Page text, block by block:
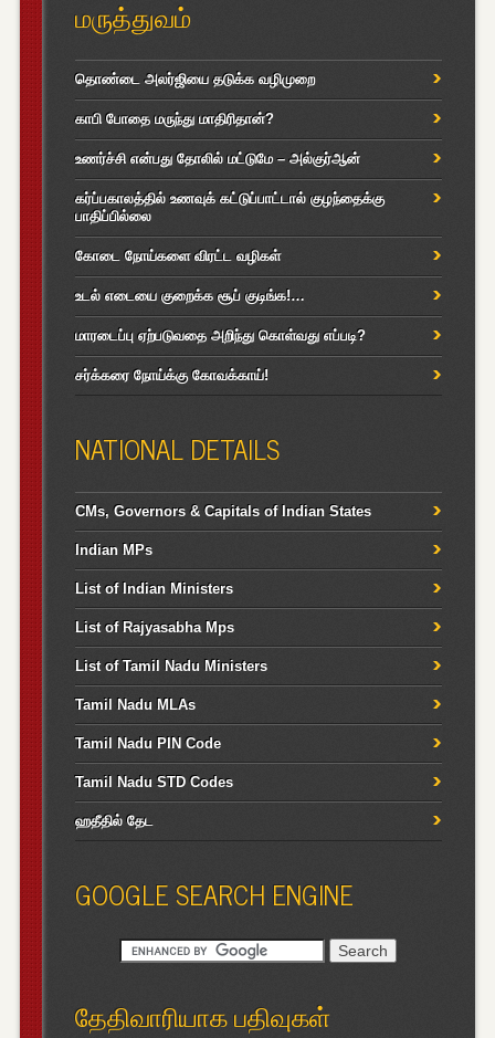
மருத்துவம்
தொண்டை அலர்ஜியை தடுக்க வழிமுறை
காபி போதை மருந்து மாதிரிதான்?
உணர்ச்சி என்பது தோலில் மட்டுமே – அல்குர்ஆன்
கர்ப்பகாலத்தில் உணவுக் கட்டுப்பாட்டால் குழந்தைக்கு
பாதிப்பில்லை
கோடை நோய்களை விரட்ட வழிகள்
உடல் எடையை குறைக்க சூப் குடிங்க!…
மாரடைப்பு ஏற்படுவதை அறிந்து கொள்வது எப்படி?
சர்க்கரை நோய்க்கு கோவக்காய்!
NATIONAL DETAILS
CMs, Governors & Capitals of Indian States
Indian MPs
List of Indian Ministers
List of Rajyasabha Mps
List of Tamil Nadu Ministers
Tamil Nadu MLAs
Tamil Nadu PIN Code
Tamil Nadu STD Codes
ஹதீதில் தேட
GOOGLE SEARCH ENGINE
தேதிவாரியாக பதிவுகள்